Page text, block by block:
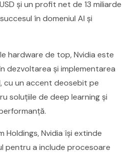
și un profit net de 13 miliarde
în domeniul AI și
hardware de top, Nvidia este
dezvoltarea și implementarea
cu un accent deosebit pe
soluțiile de deep learning și
Holdings, Nvidia își extinde
pentru a include procesoare